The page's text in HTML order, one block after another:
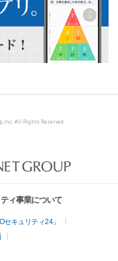
Inc. All Rights Reserved.
ィ事業について
キュリティ24」